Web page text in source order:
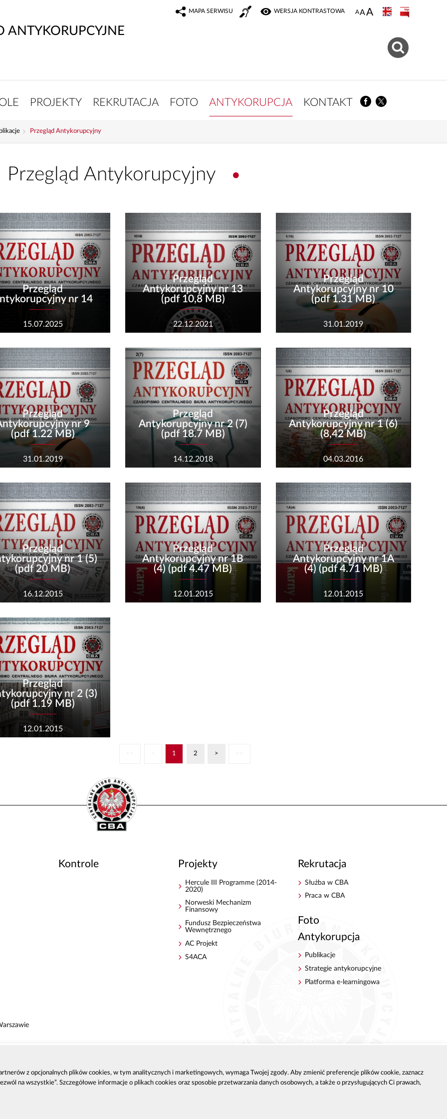
ANTYKORUPCYJNE
MAPA SERWISU WERSJA KONTRASTOWA
PROJEKTY REKRUTACJA FOTO ANTYKORUPCJA KONTAKT
Przegląd Antykorupcyjny
Przegląd Antykorupcyjny
Przegląd
nr 14
15.07.2025
Przegląd
Antykorupcyjny nr 13
(pdf 10,8 MB)
22.12.2021
Przegląd
Antykorupcyjny nr 10
(pdf 1.31 MB)
31.01.2019
Przegląd
nr 9
(pdf 1.22 MB)
31.01.2019
Przegląd
Antykorupcyjny nr 2 (7)
(pdf 18.7 MB)
14.12.2018
Przegląd
Antykorupcyjny nr 1 (6)
(8,42 MB)
04.03.2016
Przegląd
nr 1 (5)
(pdf 20 MB)
16.12.2015
Przegląd
Antykorupcyjny nr 1B
(4) (pdf 4.47 MB)
12.01.2015
Przegląd
Antykorupcyjny nr 1A
(4) (pdf 4.71 MB)
12.01.2015
Przegląd
nr 2 (3)
(pdf 1.19 MB)
12.01.2015
1 2 >
Kontrole Projekty
Hercule III Programme (2014-
2020)
Norweski Mechanizm
Finansowy
Fundusz Bezpieczeństwa
Wewnętrznego
AC Projekt
S4ACA
Rekrutacja
Służba w CBA
Praca w CBA
Foto
Antykorupcja
Publikacje
Strategie antykorupcyjne
Platforma e-learningowa
z opcjonalnych plików cookies, w tym analitycznych i marketingowych, wymaga Twojej zgody. Aby zmienić preferencje plików cookie, zaznacz
na wszystkie”. Szczegółowe informacje o plikach cookies oraz sposobie przetwarzania danych osobowych, a także o przysługujących Ci prawach,